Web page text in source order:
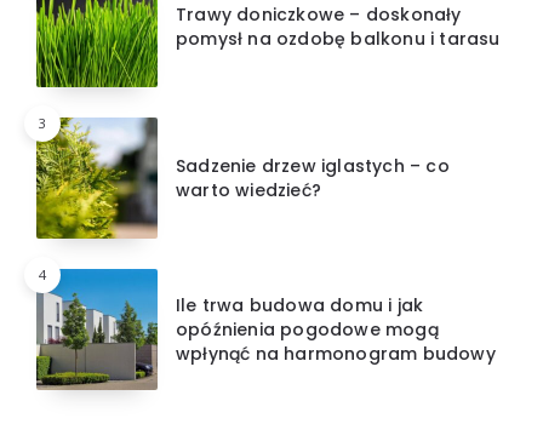
Trawy doniczkowe – doskonały
pomysł na ozdobę balkonu i tarasu
3
Sadzenie drzew iglastych – co
warto wiedzieć?
4
Ile trwa budowa domu i jak
opóźnienia pogodowe mogą
wpłynąć na harmonogram budowy